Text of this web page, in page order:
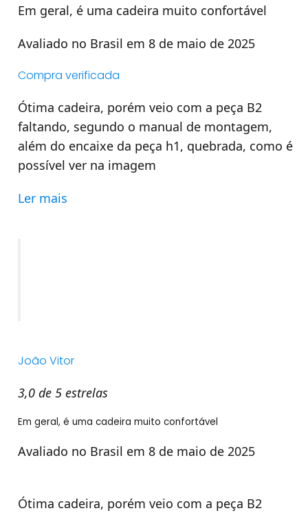
Em geral, é uma cadeira muito confortável
Avaliado no Brasil em 8 de maio de 2025
Compra verificada
Ótima cadeira, porém veio com a peça B2
faltando, segundo o manual de montagem,
além do encaixe da peça h1, quebrada, como é
possível ver na imagem
Ler mais
João Vitor
3,0 de 5 estrelas
Em geral, é uma cadeira muito confortável
Avaliado no Brasil em 8 de maio de 2025
Ótima cadeira, porém veio com a peça B2